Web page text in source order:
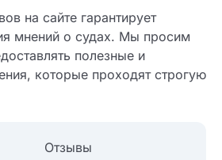
на сайте гарантирует
мнений о судах. Мы просим
полезные и
которые проходят строгую
Отзывы
судебный участок?
отзыва
отзыва
ОТЗЫВ
СОХРАНИТЬ